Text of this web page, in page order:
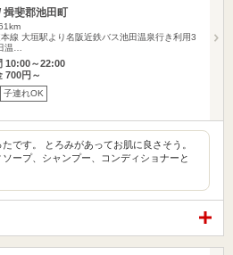
揖斐郡池田町
線 大垣駅より名阪近鉄バス池田温泉行き利用3
温…
10:00～22:00
700円～
子連れOK
です。 とろみがあってお肌に良さそう。
ープ、シャンプー、コンディショナーと